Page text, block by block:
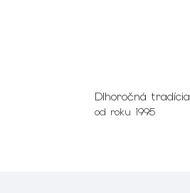
Dlhoročná tradícia
od roku 1995